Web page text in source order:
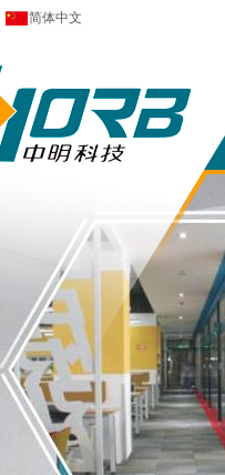
简体中文